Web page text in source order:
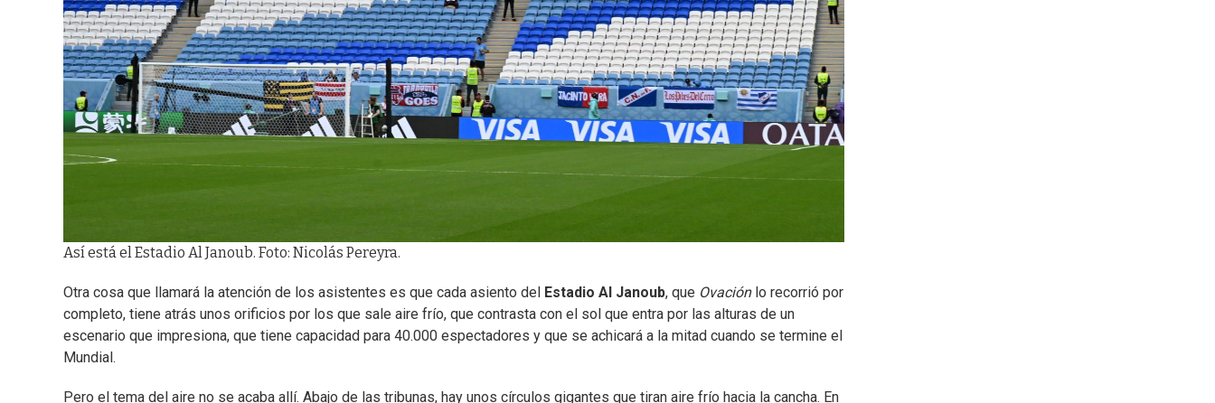
Así está el Estadio Al Janoub. Foto: Nicolás Pereyra.
Otra cosa que llamará la atención de los asistentes es que cada asiento del Estadio Al Janoub, que Ovación lo recorrió por
completo, tiene atrás unos orificios por los que sale aire frío, que contrasta con el sol que entra por las alturas de un
escenario que impresiona, que tiene capacidad para 40.000 espectadores y que se achicará a la mitad cuando se termine el
Mundial.
Pero el tema del aire no se acaba allí. Abajo de las tribunas, hay unos círculos gigantes que tiran aire frío hacia la cancha. En